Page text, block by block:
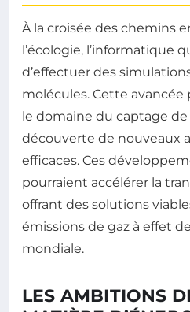
À la croisée des chemins
l’écologie, l’informatique
d’effectuer des
molécules. Cette
le domaine du captage de
découverte de nouveaux
efficaces. Ces
pourraient accélérer la
offrant des solutions
émissions de gaz à effet
mondiale.
LES AMBITIONS